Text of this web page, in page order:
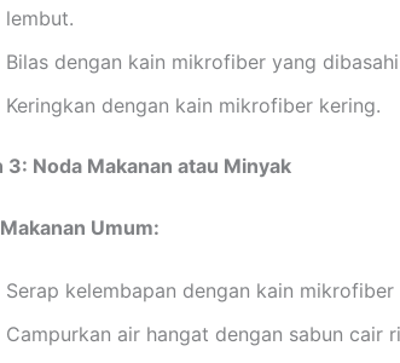
lembut.
Bilas dengan kain mikrofiber yang
Keringkan dengan kain mikrofiber kering.
3: Noda Makanan atau Minyak
Umum:
Serap kelembapan dengan kain mikrofiber
Campurkan air hangat dengan sabun cair